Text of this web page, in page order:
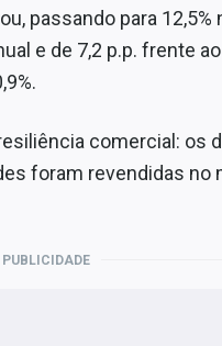
passando para 12,5%
e de 7,2 p.p. frente
comercial: os
foram revendidas